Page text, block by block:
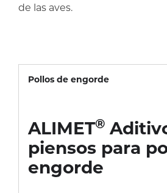
de las aves.
Pollos de engorde
ALIMET®
piensos para
engorde